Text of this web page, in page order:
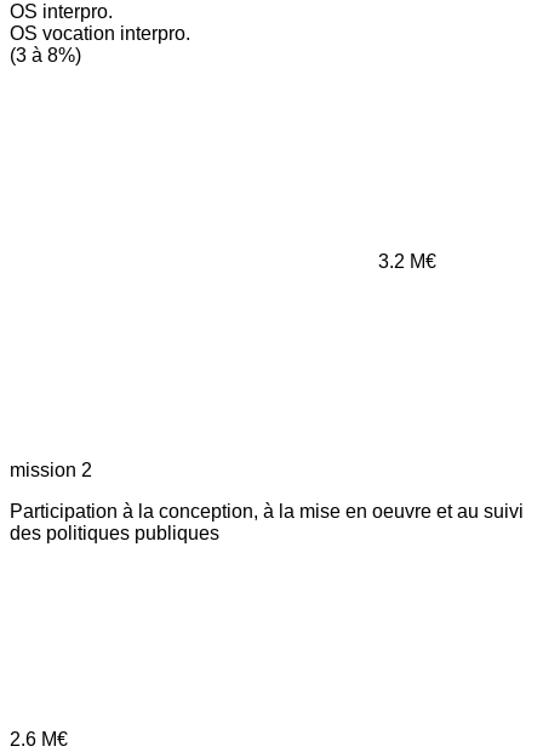
OS interpro.
OS vocation interpro.
(3 à 8%)
3.2 M€
mission 2
Participation à la conception, à la mise en oeuvre et au suivi
des politiques publiques
2.6 M€